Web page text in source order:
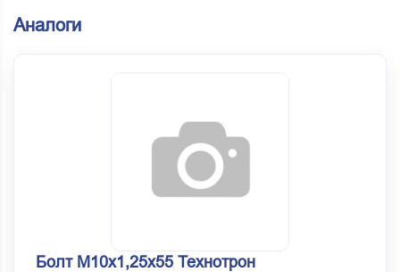
Аналоги
Болт М10х1,25х55 Технотрон